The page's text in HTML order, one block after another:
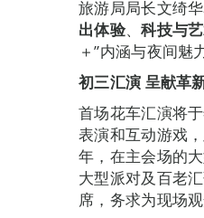
旅游局局长文绮
出体验、科技与
＋”内涵与夜间魅
初三汇演 呈献革
首场花车汇演将
表演和互动游戏
年，在主会场的
大型派对及百老
席，务求为现场